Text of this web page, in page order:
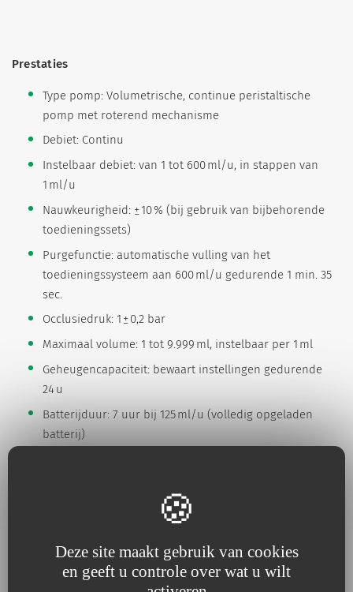
Deze site maakt gebruik van cookies
en geeft u controle over wat u wilt
Prestaties
Type pomp: Volumetrische, continue peristaltische
pomp met roterend mechanisme
Debiet: Continu
Instelbaar debiet: van 1 tot 600 ml/u, in stappen van
1 ml/u
Nauwkeurigheid: ± 10 % (bij gebruik van bijbehorende
toedieningssets)
Purgefunctie: automatische vulling van het
toedieningssysteem aan 600 ml/u gedurende 1 min. 35
sec.
Occlusiedruk: 1 ± 0,2 bar
Maximaal volume: 1 tot 9.999 ml, instelbaar per 1 ml
Geheugencapaciteit: bewaart instellingen gedurende
24 u
Batterijduur: 7 uur bij 125 ml/u (volledig opgeladen
batterij)
Heb je een vraag?
Neem contact met ons op